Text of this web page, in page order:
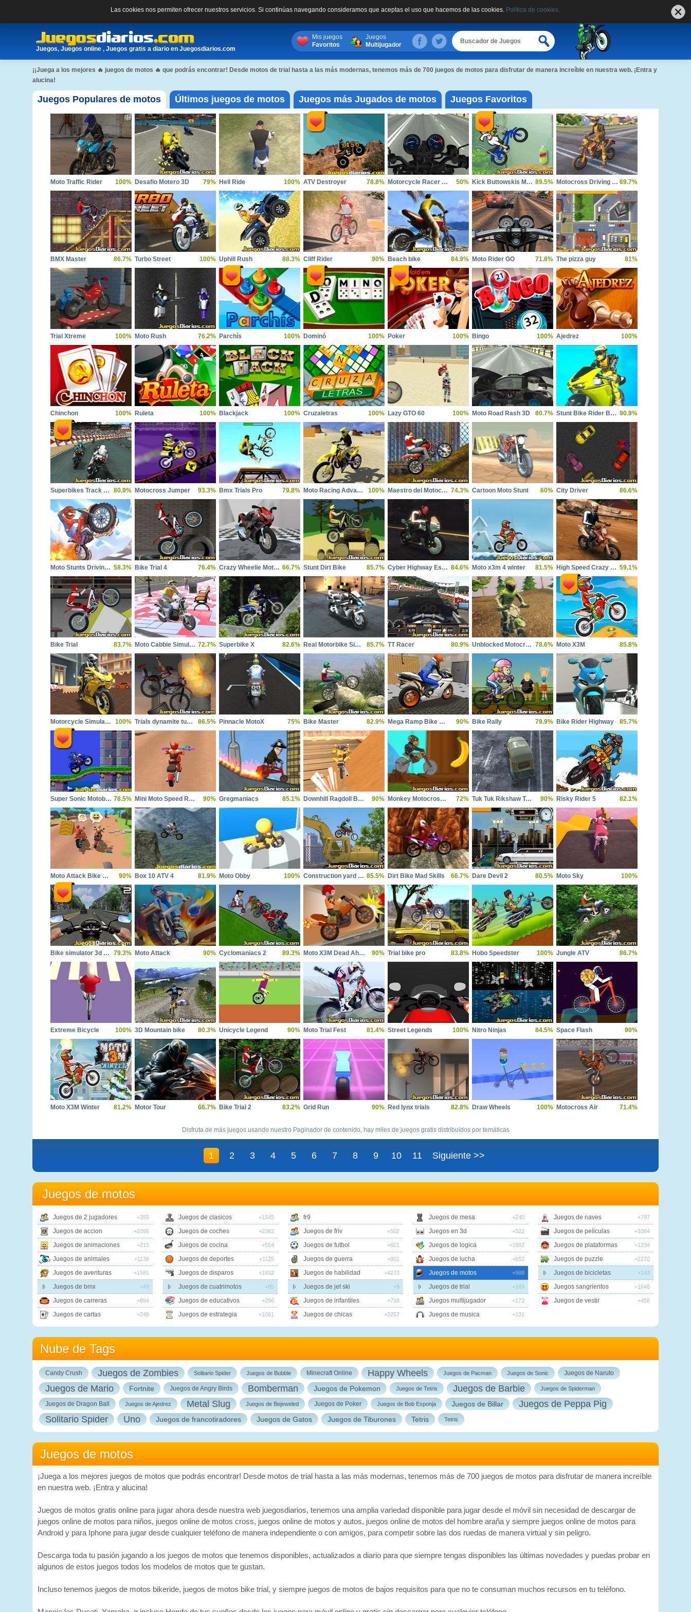
Las cookies nos permiten ofrecer nuestros servicios. Si continúas navegando consideramos que aceptas el uso que hacemos de las cookies. Política de cookies.
Juegos, Juegos online , Juegos gratis a diario en Juegosdiarios.com
Mis juegos
Favoritos
Juegos
Multijugador
¡¡Juega a los mejores 🔥 juegos de motos 🔥 que podrás encontrar! Desde motos de trial hasta a las más modernas, tenemos más de 700 juegos de motos para disfrutar de manera increíble en nuestra web. ¡Entra y
alucina!
Juegos Populares de motos Últimos juegos de motos Juegos más Jugados de motos Juegos Favoritos
Moto Traffic Rider 100% Desafio Motero 3D 79% Hell Ride 100% ATV Destroyer 78.8% Motorcycle Racer Road Mayhem 50% Kick Buttowskis Moto Rush 89.5% Motocross Driving Simulator 69.7%
BMX Master 86.7% Turbo Street 100% Uphill Rush 88.3% Cliff Rider 90% Beach bike 84.9% Moto Rider GO 71.8% The pizza guy 81%
Trial Xtreme 100% Moto Rush 76.2% Parchís 100% Dominó 100% Poker 100% Bingo 100% Ajedrez 100%
Chinchon 100% Ruleta 100% Blackjack 100% Cruzaletras 100% Lazy GTO 60 100% Moto Road Rash 3D 80.7% Stunt Bike Rider Bros 90.9%
Superbikes Track Stars 80.9% Motocross Jumper 93.3% Bmx Trials Pro 79.8% Moto Racing Advanced 100% Maestro del Motocross 74.3% Cartoon Moto Stunt 60% City Driver 86.6%
Moto Stunts Driving Racing 58.3% Bike Trial 4 76.4% Crazy Wheelie Motorider 66.7% Stunt Dirt Bike 85.7% Cyber Highway Escape 84.6% Moto x3m 4 winter 81.5% High Speed Crazy Bike 59.1%
Bike Trial 83.7% Moto Cabbie Simulator 72.7% Superbike X 82.6% Real Motorbike Simulator Race 3D 85.7% TT Racer 80.9% Unblocked Motocross Racing 78.6% Moto X3M 85.8%
Motorcycle Simulator Offline 100% Trials dynamite tumble 86.5% Pinnacle MotoX 75% Bike Master 82.9% Mega Ramp Bike Racing Tracks 90% Bike Rally 79.9% Bike Rider Highway 85.7%
Super Sonic Motobike 78.5% Mini Moto Speed Race 90% Gregmaniacs 85.1% Downhill Ragdoll Brothers 90% Monkey Motocross Island 72% Tuk Tuk Rikshaw Traffic Racing 90% Risky Rider 5 82.1%
Moto Attack Bike Racing 90% Box 10 ATV 4 81.9% Moto Obby 100% Construction yard bike 85.5% Dirt Bike Mad Skills 66.7% Dare Devil 2 80.5% Moto Sky 100%
Bike simulator 3d supermoto ii 79.3% Moto Attack 90% Cyclomaniacs 2 89.3% Moto X3M Dead Ahead 90% Trial bike pro 83.8% Hobo Speedster 100% Jungle ATV 86.7%
Extreme Bicycle 100% 3D Mountain bike 80.3% Unicycle Legend 90% Moto Trial Fest 81.4% Street Legends 100% Nitro Ninjas 84.5% Space Flash 90%
Moto X3M Winter 81.2% Motor Tour 66.7% Bike Trial 2 83.2% Grid Run 90% Red lynx trials 82.8% Draw Wheels 100% Motocross Air 71.4%
Disfruta de más juegos usando nuestro Paginador de contenido, hay miles de juegos gratis distribuídos por temáticas
1 2 3 4 5 6 7 8 9 10 11 Siguiente >>
Juegos de motos
Juegos de 2 jugadores +355
Juegos de accion +2095
Juegos de animaciones +215
Juegos de animales +1136
Juegos de aventuras +1581
Juegos de bmx +49
Juegos de carreras +894
Juegos de cartas +249
Juegos de clasicos +1545
Juegos de coches +2382
Juegos de cocina +554
Juegos de deportes +1125
Juegos de disparos +1832
Juegos de cuatrimotos +85
Juegos de educativos +296
Juegos de estrategia +1061
fr9
Juegos de friv
+502
Juegos de futbol +601
Juegos de guerra +901
Juegos de habilidad +4273
Juegos de jet ski +9
Juegos de infantiles +718
Juegos de chicas +2257
Juegos de mesa +240
Juegos en 3d +322
Juegos de logica +1982
Juegos de lucha +652
Juegos de motos +988
Juegos de trial +169
Juegos multijugador +172
Juegos de musica +131
Juegos de naves +797
Juegos de peliculas +1084
Juegos de plataformas +1234
Juegos de puzzle +2270
Juegos de bicicletas +143
Juegos sangrientos +1648
Juegos de vestir +456
Nube de Tags
Candy Crush Juegos de Zombies Solitario Spider Juegos de Bubble Minecraft Online Happy Wheels Juegos de Pacman Juegos de Sonic Juegos de Naruto
Juegos de Mario Fortnite Juegos de Angry Birds Bomberman Juegos de Pokemon Juegos de Tetris Juegos de Barbie Juegos de Spiderman
Juegos de Dragon Ball Juegos de Ajedrez Metal Slug Juegos de Bejeweled Juegos de Poker Juegos de Bob Esponja Juegos de Billar
Juegos de Peppa Pig
Solitario Spider
Uno Juegos de francotiradores Juegos de Gatos Juegos de Tiburones Tetris Tetris
Juegos de motos
¡Juega a los mejores juegos de motos que podrás encontrar! Desde motos de trial hasta a las más modernas, tenemos más de 700 juegos de motos para disfrutar de manera increíble
en nuestra web. ¡Entra y alucina!
Juegos de motos gratis online para jugar ahora desde nuestra web juegosdiarios, tenemos una amplia variedad disponible para jugar desde el móvil sin necesidad de descargar de
juegos online de motos para niños, juegos online de motos cross, juegos online de motos y autos, juegos online de motos del hombre araña y siempre juegos online de motos para
Android y para Iphone para jugar desde cualquier teléfono de manera independiente o con amigos, para competir sobre las dos ruedas de manera virtual y sin peligro.
Descarga toda tu pasión jugando a los juegos de motos que tenemos disponibles, actualizados a diario para que siempre tengas disponibles las últimas novedades y puedas probar en
algunos de estos juegos todos los modelos de motos que te gustan.
Incluso tenemos juegos de motos bikeride, juegos de motos bike trial, y siempre juegos de motos de bajos requisitos para que no te consuman muchos recursos en tu teléfono.